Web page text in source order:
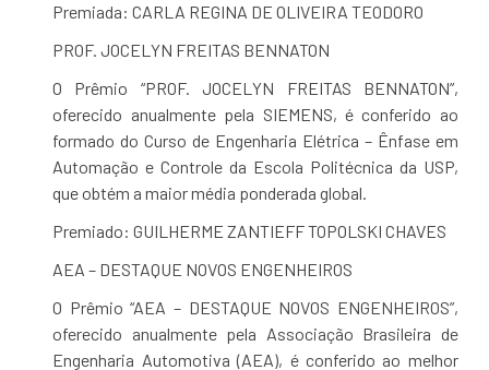
Premiada: CARLA REGINA DE OLIVEIRA TEODORO
PROF. JOCELYN FREITAS BENNATON
O Prêmio “PROF. JOCELYN FREITAS BENNATON”,
oferecido anualmente pela SIEMENS, é conferido ao
formado do Curso de Engenharia Elétrica – Ênfase em
Automação e Controle da Escola Politécnica da USP,
que obtém a maior média ponderada global.
Premiado: GUILHERME ZANTIEFF TOPOLSKI CHAVES
AEA – DESTAQUE NOVOS ENGENHEIROS
O Prêmio “AEA – DESTAQUE NOVOS ENGENHEIROS”,
oferecido anualmente pela Associação Brasileira de
Engenharia Automotiva (AEA), é conferido ao melhor